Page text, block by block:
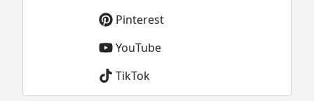
Pinterest
YouTube
TikTok